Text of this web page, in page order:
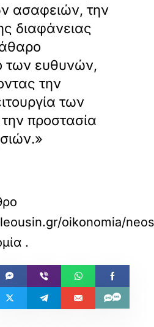
ασαφειών, την
διαφάνειας
των ευθυνών,
την
των
την προστασία
oikonomia/
.